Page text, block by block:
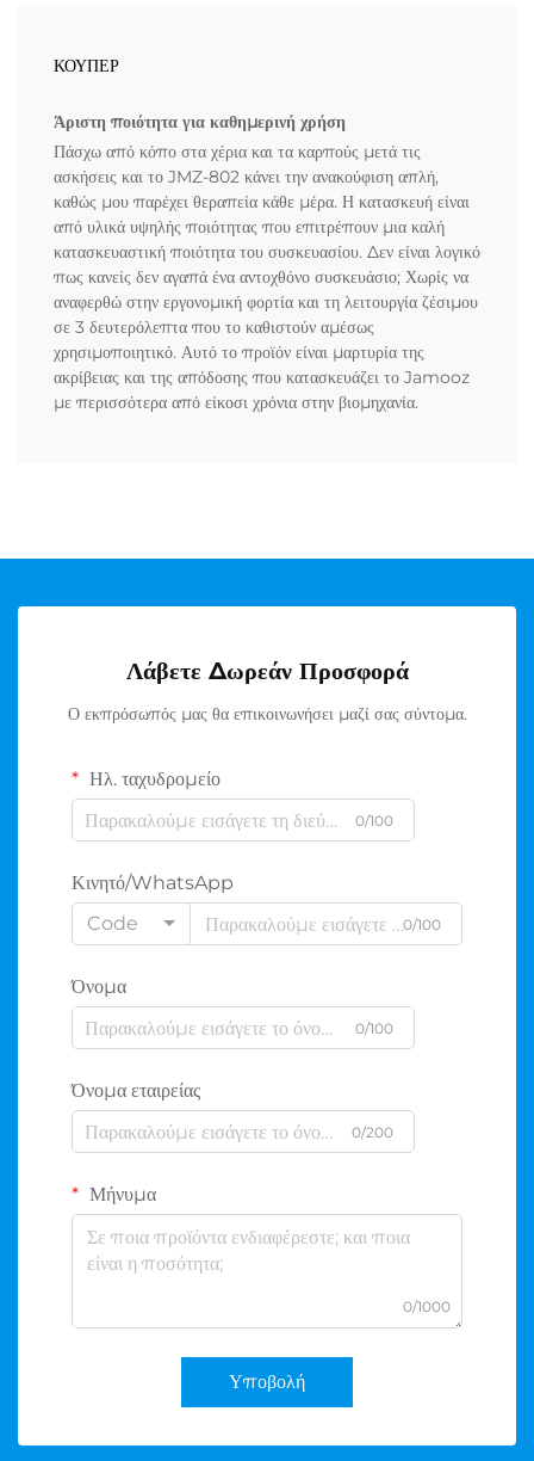
ΚΟΥΠΕΡ
Άριστη ποιότητα για καθημερινή χρήση
Πάσχω από κόπο στα χέρια και τα καρπούς μετά τις
ασκήσεις και το JMZ-802 κάνει την ανακούφιση απλή,
καθώς μου παρέχει θεραπεία κάθε μέρα. Η κατασκευή είναι
από υλικά υψηλής ποιότητας που επιτρέπουν μια καλή
κατασκευαστική ποιότητα του συσκευασίου. Δεν είναι λογικό
πως κανείς δεν αγαπά ένα αντοχθόνο συσκευάσιο; Χωρίς να
αναφερθώ στην εργονομική φορτία και τη λειτουργία ζέσιμου
σε 3 δευτερόλεπτα που το καθιστούν αμέσως
χρησιμοποιητικό. Αυτό το προϊόν είναι μαρτυρία της
ακρίβειας και της απόδοσης που κατασκευάζει το Jamooz
με περισσότερα από είκοσι χρόνια στην βιομηχανία.
Λάβετε Δωρεάν Προσφορά
Ο εκπρόσωπός μας θα επικοινωνήσει μαζί σας σύντομα.
Ηλ. ταχυδρομείο
0/100
Κινητό/WhatsApp
Code
0/100
Όνομα
0/100
Όνομα εταιρείας
0/200
Μήνυμα
0/1000
Υποβολή